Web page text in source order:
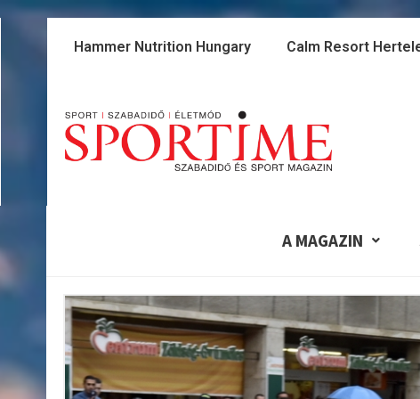
Skip
Hammer Nutrition Hungary Calm Resort
A MAGAZIN